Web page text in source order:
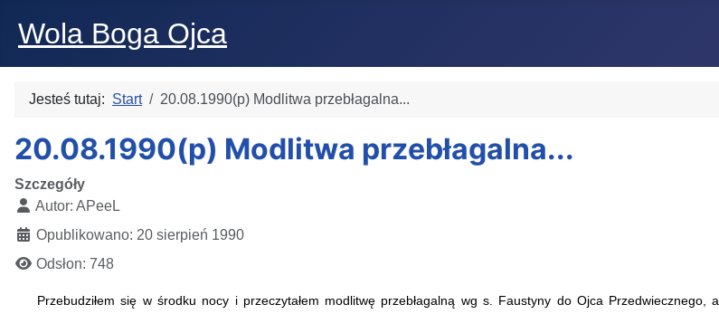
Wola Boga Ojca
Jesteś tutaj: Start 20.08.1990(p) Modlitwa przebłagalna...
20.08.1990(p) Modlitwa przebłagalna...
Szczegóły
Autor: APeeL
Opublikowano: 20 sierpień 1990
Odsłon: 748
Przebudziłem się w środku nocy i przeczytałem modlitwę przebłagalną wg s. Faustyny do Ojca Przedwiecznego, a